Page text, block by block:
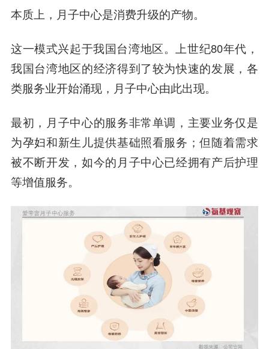
本质上，月子中心是消费升级的产物。
这一模式兴起于我国台湾地区。上世纪80年代，
我国台湾地区的经济得到了较为快速的发展，各
类服务业开始涌现，月子中心由此出现。
最初，月子中心的服务非常单调，主要业务仅是
为孕妇和新生儿提供基础照看服务；但随着需求
被不断开发，如今的月子中心已经拥有产后护理
等增值服务。